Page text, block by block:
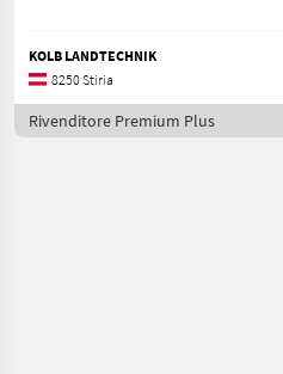
KOLB LANDTECHNIK
8250 Stiria
Rivenditore Premium Plus